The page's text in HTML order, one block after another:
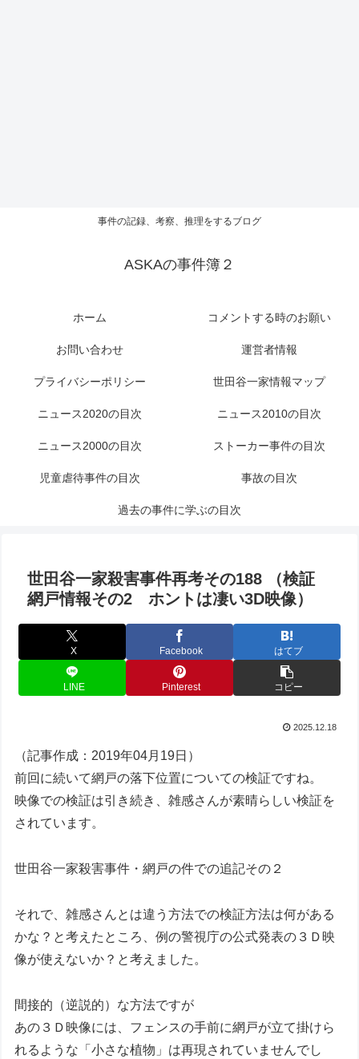
事件の記録、考察、推理をするブログ
ASKAの事件簿２
ホーム コメントする時のお願い
お問い合わせ 運営者情報
プライバシーポリシー 世田谷一家情報マップ
ニュース2020の目次 ニュース2010の目次
ニュース2000の目次 ストーカー事件の目次
児童虐待事件の目次 事故の目次
過去の事件に学ぶの目次
世田谷一家殺害事件再考その188 （検証
網戸情報その2 ホントは凄い3D映像）
X Facebook はてブ
LINE Pinterest コピー
2025.12.18
（記事作成：2019年04月19日）
前回に続いて網戸の落下位置についての検証ですね。
映像での検証は引き続き、雑感さんが素晴らしい検証を
されています。
世田谷一家殺害事件・網戸の件での追記その２
それで、雑感さんとは違う方法での検証方法は何がある
かな？と考えたところ、例の警視庁の公式発表の３Ｄ映
像が使えないか？と考えました。
間接的（逆説的）な方法ですが
あの３Ｄ映像には、フェンスの手前に網戸が立て掛けら
れるような「小さな植物」は再現されていませんでし